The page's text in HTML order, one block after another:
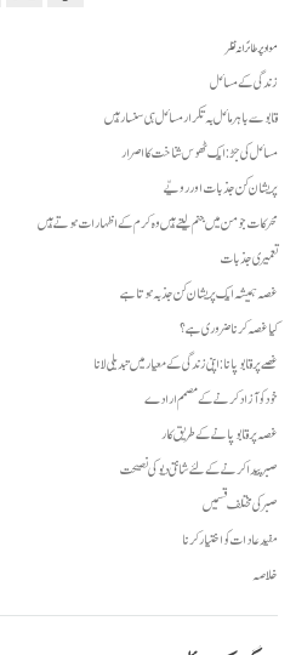
مواد پر طائرانہ نظر
زندگی کے مسائل
قابو سے باہر مائل بہ تکرار مسائل ہی سنسار ہیں
مسائل کی جڑ: ایک ٹھوس شناخت کا اصرار
پریشان کن جذبات اور رویّے
محرکات جو من میں جنم لیتے ہیں وہ کرم کے اظہارات ہوتے ہیں
تعمیری جذبات
غصہ ہمیشہ ایک پریشان کن جذبہ ہوتا ہے
کیا غصہ کرنا ضروری ہے؟
غصے پر قابو پانا: اپنی زندگی کے معیار میں تبدیلی لانا
خود کو آزاد کرنے کے مصمم ارادے
غصہ پر قابو پانے کے طریق کار
صبر پیدا کرنے کے لئے شانتی دیو کی نصیحت
صبر کی مختلف قسمیں
مفید عادات کو اختیار کرنا
خلاصہ